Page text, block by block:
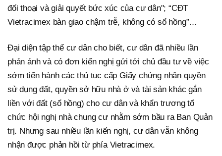
đối thoại và giải quyết bức xúc của cư dân"; “CĐT
Vietracimex bàn giao chậm trễ, không có sổ hồng”…
Đại diện tập thể cư dân cho biết, cư dân đã nhiều lần
phản ánh và có đơn kiến nghị gửi tới chủ đầu tư về việc
sớm tiến hành các thủ tục cấp Giấy chứng nhận quyền
sử dụng đất, quyền sở hữu nhà ở và tài sản khác gắn
liền với đất (sổ hồng) cho cư dân và khẩn trương tổ
chức hội nghị nhà chung cư nhằm sớm bầu ra Ban Quản
trị. Nhưng sau nhiều lần kiến nghị, cư dân vẫn không
nhận được phản hồi từ phía Vietracimex.